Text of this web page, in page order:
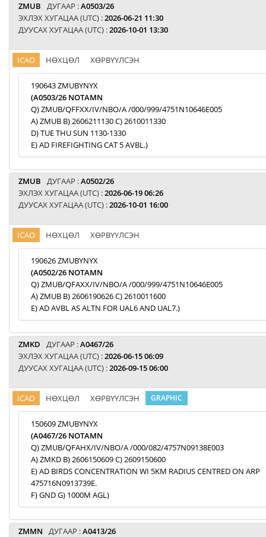
ZMUB ДУГААР :A0503/26
ЭХЛЭХ ХУГАЦАА (UTC) :2026-06-21 11:30
ДУУСАХ ХУГАЦАА (UTC) :2026-10-01 13:30
ICAO НӨХЦӨЛ ХӨРВҮҮЛСЭН
190643 ZMUBYNYX
(A0503/26 NOTAMN
Q) ZMUB/QFFXX/IV/NBO/A /000/999/4751N10646E005
A) ZMUB B) 2606211130 C) 2610011330
D) TUE THU SUN 1130-1330
E) AD FIREFIGHTING CAT 5 AVBL.)
ZMUB ДУГААР :A0502/26
ЭХЛЭХ ХУГАЦАА (UTC) :2026-06-19 06:26
ДУУСАХ ХУГАЦАА (UTC) :2026-10-01 16:00
ICAO НӨХЦӨЛ ХӨРВҮҮЛСЭН
190626 ZMUBYNYX
(A0502/26 NOTAMN
Q) ZMUB/QFAXX/IV/NBO/A /000/999/4751N10646E005
A) ZMUB B) 2606190626 C) 2610011600
E) AD AVBL AS ALTN FOR UAL6 AND UAL7.)
ZMKD ДУГААР :A0467/26
ЭХЛЭХ ХУГАЦАА (UTC) :2026-06-15 06:09
ДУУСАХ ХУГАЦАА (UTC) :2026-09-15 06:00
ICAO НӨХЦӨЛ ХӨРВҮҮЛСЭН GRAPHIC
150609 ZMUBYNYX
(A0467/26 NOTAMN
Q) ZMUB/QFAHX/IV/NBO/A /000/082/4757N09138E003
A) ZMKD B) 2606150609 C) 2609150600
E) AD BIRDS CONCENTRATION WI 5KM RADIUS CENTRED ON ARP
475716N0913739E.
F) GND G) 1000M AGL)
ZMMN ДУГААР :A0413/26